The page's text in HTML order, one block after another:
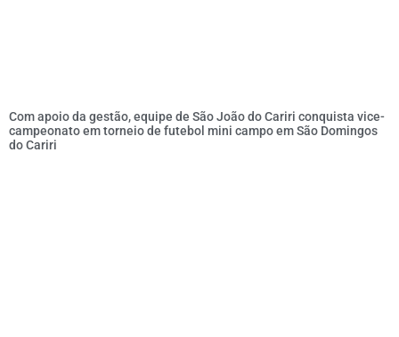
Com apoio da gestão, equipe de São João do Cariri conquista vice-
campeonato em torneio de futebol mini campo em São Domingos
do Cariri